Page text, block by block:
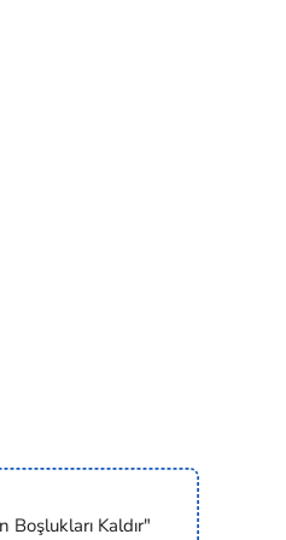
Kaldır"